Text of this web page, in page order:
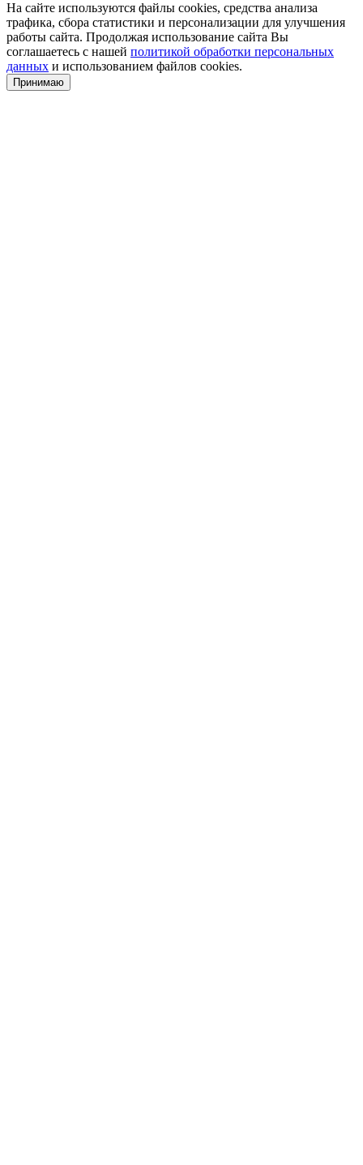
На сайте используются файлы cookies, средства анализа
трафика, сбора статистики и персонализации для улучшения
работы сайта. Продолжая использование сайта Вы
соглашаетесь с нашей политикой обработки персональных
данных и использованием файлов cookies.
Принимаю